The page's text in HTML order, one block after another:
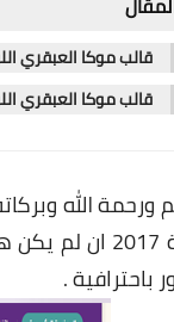
قالب موكا العبقري
قالب موكا العبقري
ورحمة الله
البلوجر
.